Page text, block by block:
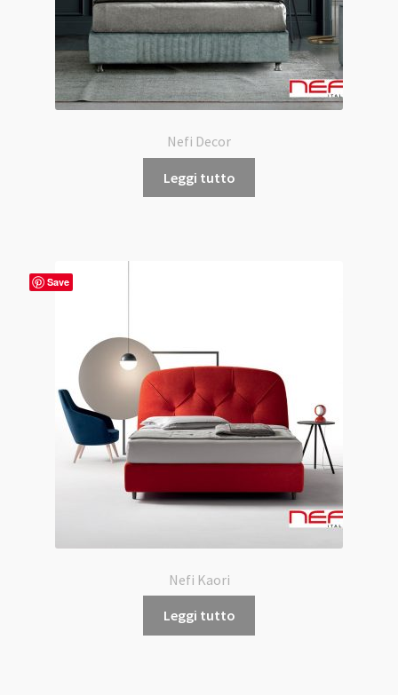
Nefi Decor
Leggi tutto
Save
Nefi Kaori
Leggi tutto